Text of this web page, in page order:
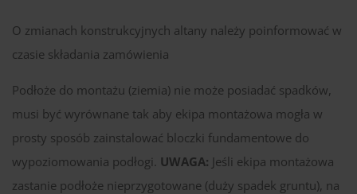
O zmianach konstrukcyjnych altany należy poinformować w
czasie składania zamówienia
Podłoże do montażu (ziemia) nie może posiadać spadków,
musi być wyrównane tak aby ekipa montażowa mogła w
prosty sposób zainstalować bloczki fundamentowe do
wypoziomowania podłogi. UWAGA: Jeśli ekipa montażowa
zastanie podłoże nieprzygotowane (duży spadek gruntu), na